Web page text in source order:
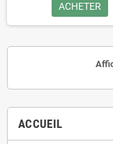
ACCUEIL
ACHETER